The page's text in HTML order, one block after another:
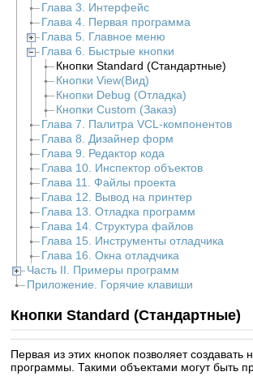
Глава 3. Интерфейс
Глава 4. Первая программа
Глава 5. Главное меню
Глава 6. Быстрые кнопки
Кнопки Standard (Стандартные)
Кнопки View(Вид)
Кнопки Debug (Отладка)
Кнопки Custom (Заказ)
Глава 7. Палитра VCL-компонентов
Глава 8. Дизайнер форм
Глава 9. Редактор кода
Глава 10. Инспектор объектов
Глава 11. Файлы проекта
Глава 12. Вывод на принтер
Глава 13. Отладка программ
Глава 14. Структура файлов
Глава 15. Инструменты отладчика
Глава 16. Окна отладчика
Часть II. Примеры программ
Приложение. Горячие клавиши
Кнопки Standard (Стандартные)
Первая из этих кнопок позволяет создавать
программы. Такими объектами могут быть